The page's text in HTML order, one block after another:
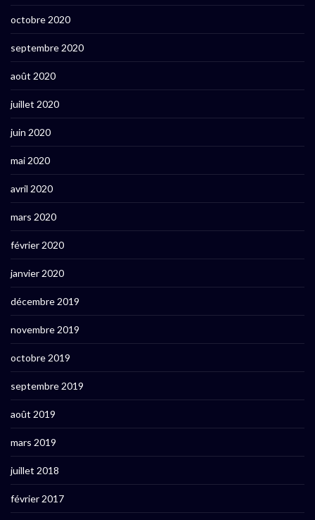
octobre 2020
septembre 2020
août 2020
juillet 2020
juin 2020
mai 2020
avril 2020
mars 2020
février 2020
janvier 2020
décembre 2019
novembre 2019
octobre 2019
septembre 2019
août 2019
mars 2019
juillet 2018
février 2017